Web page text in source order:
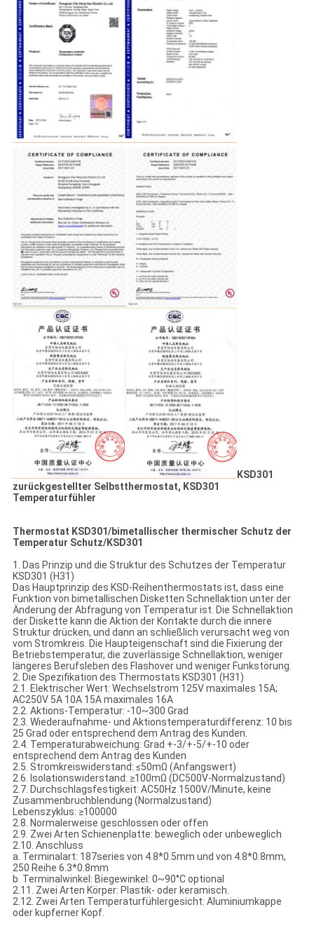
KSD301
zurückgestellter Selbstthermostat, KSD301
Temperaturfühler
Thermostat KSD301/bimetallischer thermischer Schutz der
Temperatur Schutz/KSD301
1. Das Prinzip und die Struktur des Schutzes der Temperatur
KSD301 (H31)
Das Hauptprinzip des KSD-Reihenthermostats ist, dass eine
Funktion von bimetallischen Disketten Schnellaktion unter der
Änderung der Abfragung von Temperatur ist. Die Schnellaktion
der Diskette kann die Aktion der Kontakte durch die innere
Struktur drücken, und dann an schließlich verursacht weg von
vom Stromkreis. Die Haupteigenschaft sind die Fixierung der
Betriebstemperatur, die zuverlässige Schnellaktion, weniger
längeres Berufsleben des Flashover und weniger Funkstörung.
2. Die Spezifikation des Thermostats KSD301 (H31)
2.1. Elektrischer Wert: Wechselstrom 125V maximales 15A;
AC250V 5A 10A 15A maximales 16A
2.2. Aktions-Temperatur: -10~300 Grad
2.3. Wiederaufnahme- und Aktionstemperaturdifferenz: 10 bis
25 Grad oder entsprechend dem Antrag des Kunden.
2.4. Temperaturabweichung: Grad +-3/+-5/+-10 oder
entsprechend dem Antrag des Kunden
2.5. Stromkreiswiderstand: ≤50mΩ (Anfangswert)
2.6. Isolationswiderstand: ≥100mΩ (DC500V-Normalzustand)
2.7. Durchschlagsfestigkeit: AC50Hz 1500V/Minute, keine
Zusammenbruchblendung (Normalzustand)
Lebenszyklus: ≥100000
2.8. Normalerweise geschlossen oder offen
2.9. Zwei Arten Schienenplatte: beweglich oder unbeweglich
2.10. Anschluss
a. Terminalart: 187series von 4.8*0.5mm und von 4.8*0.8mm,
250 Reihe 6.3*0.8mm
b. Terminalwinkel: Biegewinkel: 0~90°C optional
2.11. Zwei Arten Körper: Plastik- oder keramisch.
2.12. Zwei Arten Temperaturfühlergesicht: Aluminiumkappe
oder kupferner Kopf.